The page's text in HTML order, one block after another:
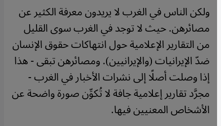
ولكن الناس في الغرب لا يريدون معرفة الكثير عن
مصائرهن. حيث لا توجد في الغرب سوى القليل
من التقارير الإعلامية حول انتهاكات حقوق الإنسان
ضدّ الإيرانيات (والإيرانيين). ومصائرهن تبقى - هذا
إذا وصلت أصلًا إلى نشرات الأخبار في الغرب -
مجرَّد تقارير إعلامية جافة لا تُكوِّن صورة واضحة عن
الأشخاص المعنيين فيها.